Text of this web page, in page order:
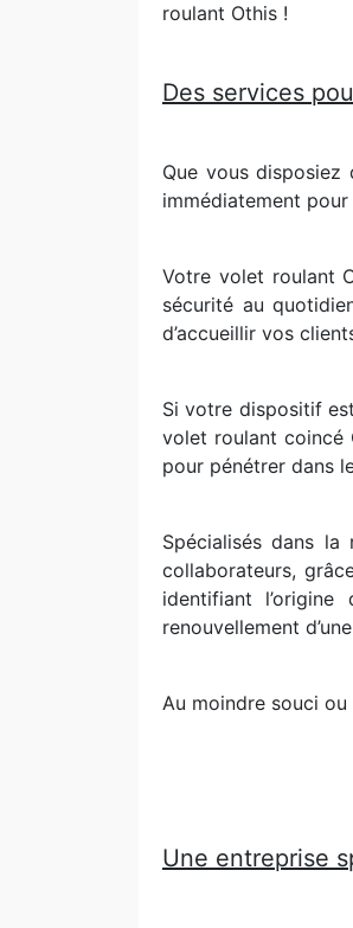
roulant Othis !
Des services
Que vous
immédiatement
Votre volet roulant
sécurité au
d’accueillir vos
Si votre dispositif
volet roulant coincé
pour pénétrer dans
Spécialisés dans
collaborateurs,
identifiant
renouvellement
Au moindre souci
Une entreprise